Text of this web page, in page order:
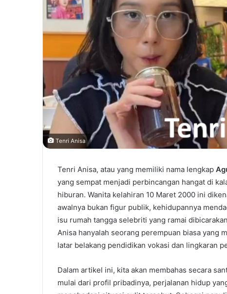
Tenri Anisa
Tenri Anisa, atau yang memiliki nama lengkap
yang sempat menjadi perbincangan hangat di
hiburan. Wanita kelahiran 10 Maret 2000 ini
awalnya bukan figur publik, kehidupannya
isu rumah tangga selebriti yang ramai
Anisa hanyalah seorang perempuan biasa yang
latar belakang pendidikan vokasi dan lingkaran
Dalam artikel ini, kita akan membahas secara
mulai dari profil pribadinya, perjalanan hidup